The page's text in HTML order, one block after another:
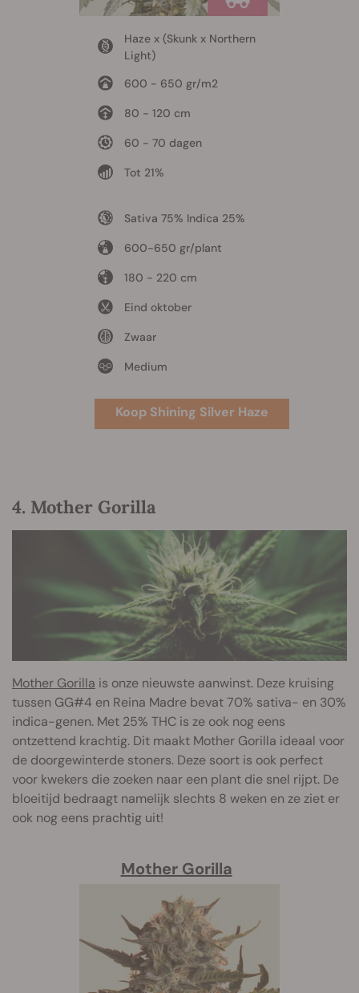
Haze x (Skunk x Northern
Light)
600 - 650 gr/m2
80 - 120 cm
60 - 70 dagen
Tot 21%
Sativa 75% Indica 25%
600-650 gr/plant
180 - 220 cm
Eind oktober
Zwaar
Medium
Koop Shining Silver Haze
4. Mother Gorilla
Mother Gorilla is onze nieuwste aanwinst. Deze kruising
tussen GG#4 en Reina Madre bevat 70% sativa- en 30%
indica-genen. Met 25% THC is ze ook nog eens
ontzettend krachtig. Dit maakt Mother Gorilla ideaal voor
de doorgewinterde stoners. Deze soort is ook perfect
voor kwekers die zoeken naar een plant die snel rijpt. De
bloeitijd bedraagt namelijk slechts 8 weken en ze ziet er
ook nog eens prachtig uit!
Mother Gorilla